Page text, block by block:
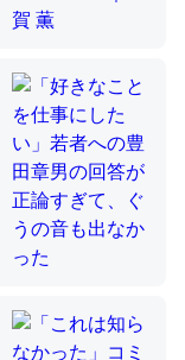
虫はなぜ海にいな
う脊椎動物と貝
無くしてナメク